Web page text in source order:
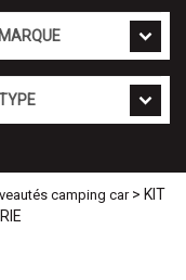
camping car> KIT